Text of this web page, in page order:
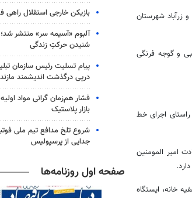
مرکزی و زرآباد شهرستان
شامل هندوانه، طالبی و گوجه فرنگی
اجرای خط
زاهدان از خرداد ماه سال 90 همزمان با ولادت امیر المومنین
در 18 ماه آینده با ساخت تصفیه خانه، ایستگاه
بازیکن خارجی استقلال راهی
آلبوم «آسیمه سر» منتشر
شنیدن حرکتِ زندگی
پیام تسلیت رئیس سازمان
درپی درگذشت اندیشمند
فشار هم‌زمان گرانی مواد
بازار پلاستیک
شروع تلخ مدافع تیم ملی
جدایی از پرسپولیس
صفحه اول روزنامه‌ها